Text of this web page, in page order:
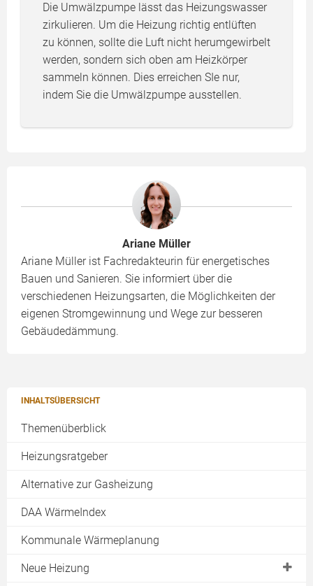
INHALTSÜBERSICHT
Themenüberblick
Heizungsratgeber
Alternative zur Gasheizung
DAA WärmeIndex
Kommunale Wärmeplanung
Neue Heizung
Die Umwälzpumpe lässt das Heizungswasser
zirkulieren. Um die Heizung richtig entlüften
zu können, sollte die Luft nicht herumgewirbelt
werden, sondern sich oben am Heizkörper
sammeln können. Dies erreichen SIe nur,
indem Sie die Umwälzpumpe ausstellen.
Ariane Müller
Ariane Müller ist Fachredakteurin für energetisches
Bauen und Sanieren. Sie informiert über die
verschiedenen Heizungsarten, die Möglichkeiten der
eigenen Stromgewinnung und Wege zur besseren
Gebäudedämmung.